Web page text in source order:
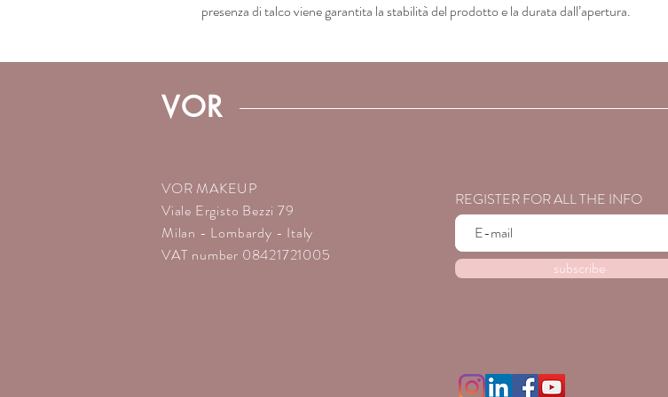
presenza di talco viene garantita la stabilità del prodotto e la durata dall’apertura.
VOR
VOR MAKEUP
Viale Ergisto Bezzi 79
Milan - Lombardy - Italy
VAT number 08421721005
REGISTER FOR ALL THE INFO
subscribe